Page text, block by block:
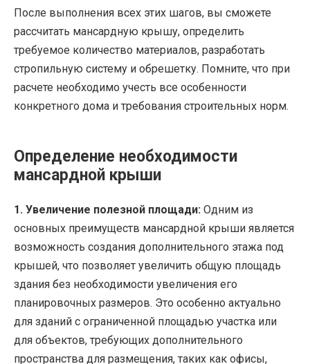
После выполнения всех этих шагов, вы сможете
рассчитать мансардную крышу, определить
требуемое количество материалов, разработать
стропильную систему и обрешетку. Помните, что при
расчете необходимо учесть все особенности
конкретного дома и требования строительных норм.
Определение необходимости
мансардной крыши
1. Увеличение полезной площади: Одним из
основных преимуществ мансардной крыши является
возможность создания дополнительного этажа под
крышей, что позволяет увеличить общую площадь
здания без необходимости увеличения его
планировочных размеров. Это особенно актуально
для зданий с ограниченной площадью участка или
для объектов, требующих дополнительного
пространства для размещения, таких как офисы,